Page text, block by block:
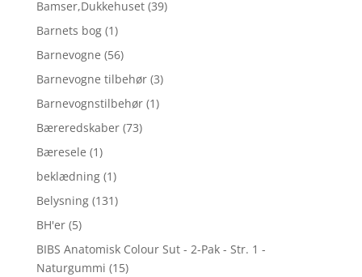
Bamser,Dukkehuset (39)
Barnets bog (1)
Barnevogne (56)
Barnevogne tilbehør (3)
Barnevognstilbehør (1)
Bæreredskaber (73)
Bæresele (1)
beklædning (1)
Belysning (131)
BH'er (5)
BIBS Anatomisk Colour Sut - 2-Pak - Str. 1 -
Naturgummi (15)